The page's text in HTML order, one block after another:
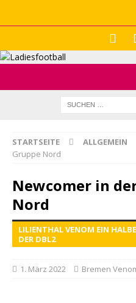
STARTSEITE ALLGEMEIN
Gruppe Nord
Newcomer in
Nord
LILIENTHAL VENOM EIN
DER DBL2
1. März 2022 Bremen